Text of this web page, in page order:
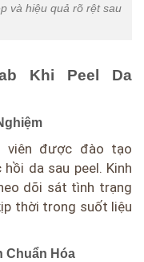
và hiệu quả rõ rệt sau
Khi Peel Da
viên được đào tạo
da sau peel. Kinh
dõi sát tình trạng
thời trong suốt liệu
Chuẩn Hóa